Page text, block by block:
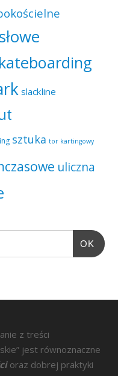
slackline
sztuka tor kartingowy
uliczna
OK
z treści
jest równoznaczne
oraz dobrej praktyki